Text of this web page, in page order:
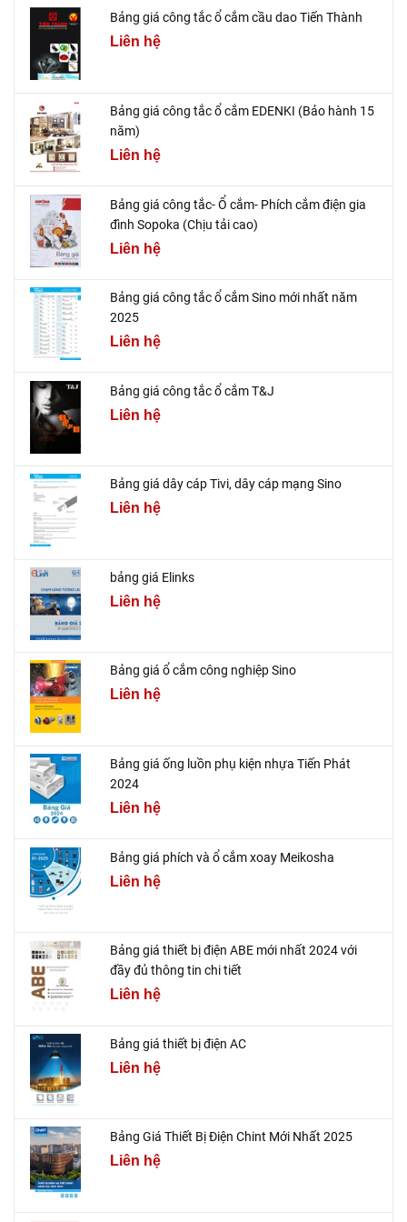
Bảng giá công tắc ổ cắm cầu dao Tiến Thành
Liên hệ
Bảng giá công tắc ổ cắm EDENKI (Bảo hành 15
năm)
Liên hệ
Bảng giá công tắc- Ổ cắm- Phích cắm điện gia
đình Sopoka (Chịu tải cao)
Liên hệ
Bảng giá công tắc ổ cắm Sino mới nhất năm
2025
Liên hệ
Bảng giá công tắc ổ cắm T&J
Liên hệ
Bảng giá dây cáp Tivi, dây cáp mạng Sino
Liên hệ
bảng giá Elinks
Liên hệ
Bảng giá ổ cắm công nghiệp Sino
Liên hệ
Bảng giá ống luồn phụ kiện nhựa Tiến Phát
2024
Liên hệ
Bảng giá phích và ổ cắm xoay Meikosha
Liên hệ
Bảng giá thiết bị điện ABE mới nhất 2024 với
đầy đủ thông tin chi tiết
Liên hệ
Bảng giá thiết bị điện AC
Liên hệ
Bảng Giá Thiết Bị Điện Chint Mới Nhất 2025
Liên hệ